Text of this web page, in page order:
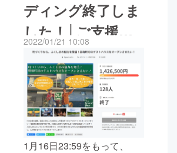
す。先日はリターンをご購
入いただき、ありがとうご
ざいました。リターンは2月
中に全てのご購入いただい
た方にお届けさせていただ
きました。以下メールの内
容にてお送りしておりま
す。送信日：2/10~2/23件
名：Campfireリターンのお
ディング終了しま
した！│ご支援、
拡散ありがとうご
ざいました！
2022/01/21 10:08
1月16日23:59をもって、